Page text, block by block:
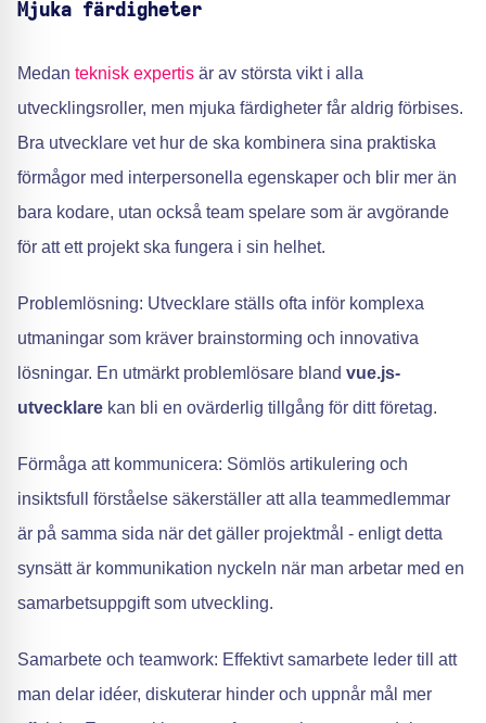
Mjuka färdigheter
Medan teknisk expertis är av största vikt i alla
utvecklingsroller, men mjuka färdigheter får aldrig förbises.
Bra utvecklare vet hur de ska kombinera sina praktiska
förmågor med interpersonella egenskaper och blir mer än
bara kodare, utan också team spelare som är avgörande
för att ett projekt ska fungera i sin helhet.
Problemlösning: Utvecklare ställs ofta inför komplexa
utmaningar som kräver brainstorming och innovativa
lösningar. En utmärkt problemlösare bland vue.js-
utvecklare kan bli en ovärderlig tillgång för ditt företag.
Förmåga att kommunicera: Sömlös artikulering och
insiktsfull förståelse säkerställer att alla teammedlemmar
är på samma sida när det gäller projektmål - enligt detta
synsätt är kommunikation nyckeln när man arbetar med en
samarbetsuppgift som utveckling.
Samarbete och teamwork: Effektivt samarbete leder till att
man delar idéer, diskuterar hinder och uppnår mål mer